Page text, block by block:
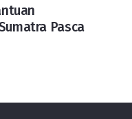
Pasca